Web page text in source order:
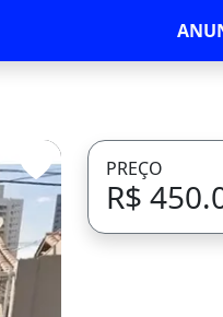
PREÇO
R$